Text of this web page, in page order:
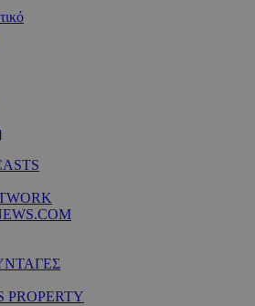
PROPERTY